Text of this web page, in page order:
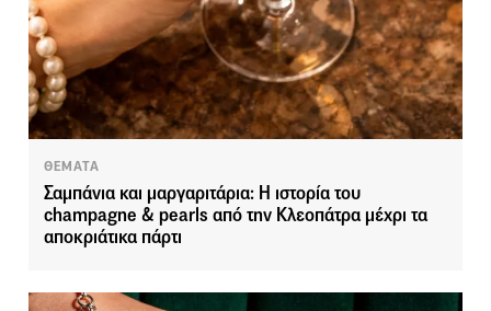
ΘΕΜΑΤΑ
Σαμπάνια και μαργαριτάρια: Η ιστορία του
champagne & pearls από την Κλεοπάτρα μέχρι τα
αποκριάτικα πάρτι